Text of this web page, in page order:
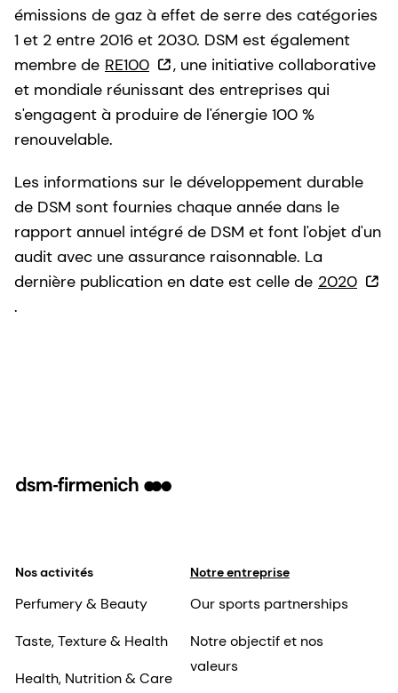
émissions de gaz à effet de serre des catégories
1 et 2 entre 2016 et 2030. DSM est également
membre de RE100
, une initiative collaborative
et mondiale réunissant des entreprises qui
s'engagent à produire de l'énergie 100 %
renouvelable.
Les informations sur le développement durable
de DSM sont fournies chaque année dans le
rapport annuel intégré de DSM et font l'objet d'un
audit avec une assurance raisonnable. La
dernière publication en date est celle de 2020
.
Nos activités
Perfumery & Beauty
Taste, Texture & Health
Health, Nutrition & Care
Notre entreprise
Our sports partnerships
Notre objectif et nos
valeurs